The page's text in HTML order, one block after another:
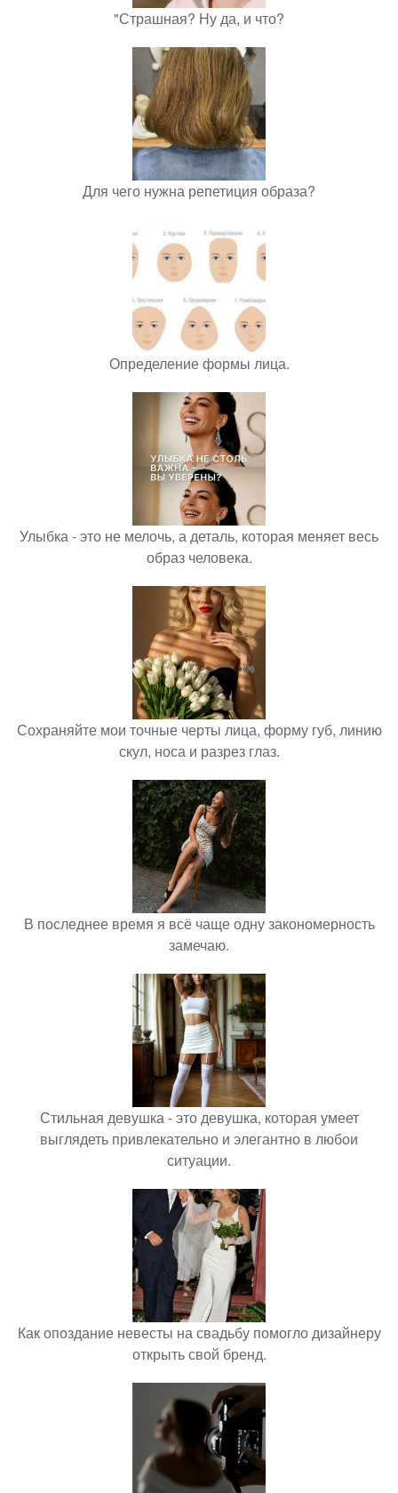
"Страшная? Ну да, и что?
Для чего нужна репетиция образа?
Определение формы лица.
Улыбка - это не мелочь, а деталь, которая меняет весь
образ человека.
Сохраняйте мои точные черты лица, форму губ, линию
скул, носа и разрез глаз.
В последнее время я всё чаще одну закономерность
замечаю.
Стильная девушка - это девушка, которая умеет
выглядеть привлекательно и элегантно в любои
ситуации.
Как опоздание невесты на свадьбу помогло дизайнеру
открыть свой бренд.